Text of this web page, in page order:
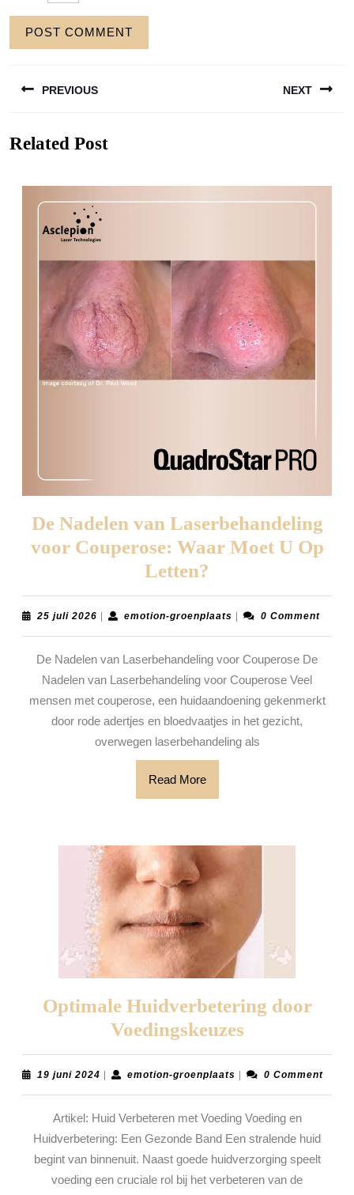
PREVIOUS
post:
NEXT
Related Post
De Nadelen van Laserbehandeling
voor Couperose: Waar Moet U Op
Letten?
Nadelen
van
voor
Couperose:
Waar
Moet
U
25 juli 2026 25
| emotion-groenplaatsemotion-
| 0 Comment
De Nadelen van Laserbehandeling voor Couperose De
Nadelen van Laserbehandeling voor Couperose Veel
mensen met couperose, een huidaandoening gekenmerkt
door rode adertjes en bloedvaatjes in het gezicht,
overwegen laserbehandeling als
Read MoreRead
More
Optimale Huidverbetering door
VoedingskeuzesOptimale
door
19 juni 2024 19
| emotion-groenplaatsemotion-
| 0 Comment
Artikel: Huid Verbeteren met Voeding Voeding en
Huidverbetering: Een Gezonde Band Een stralende huid
begint van binnenuit. Naast goede huidverzorging speelt
voeding een cruciale rol bij het verbeteren van de